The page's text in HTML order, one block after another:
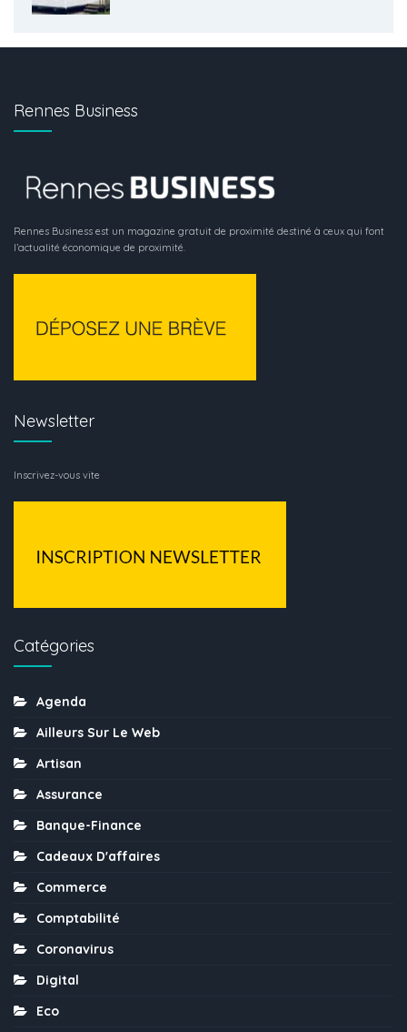
Rennes Business
Rennes Business est un magazine gratuit de proximité destiné à ceux qui font
l’actualité économique de proximité.
Newsletter
Inscrivez-vous vite
Catégories
Agenda
Ailleurs Sur Le Web
Artisan
Assurance
Banque-Finance
Cadeaux D'affaires
Commerce
Comptabilité
Coronavirus
Digital
Eco